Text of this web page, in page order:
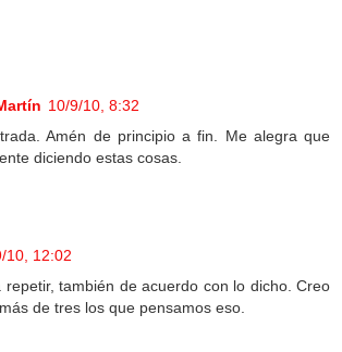
10/9/10, 8:32
Amén de principio a fin. Me alegra que
diciendo estas cosas.
10, 12:02
repetir, también de acuerdo con lo dicho. Creo
de tres los que pensamos eso.